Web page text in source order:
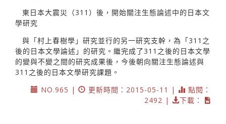
東日本大震災（311）後，開始關注生態論述中的日本文
學研究
與「村上春樹學」研究並行的另一研究支幹，為「311之
後的日本文學論述」的研究。繼完成了311之後的日本文學
的變與不變之間的研究成果後，今後朝向關注生態論述與
311之後的日本文學研究課題。
NO.965 |
更新時間：2015-05-11 |
點閱：
2492 |
下載：